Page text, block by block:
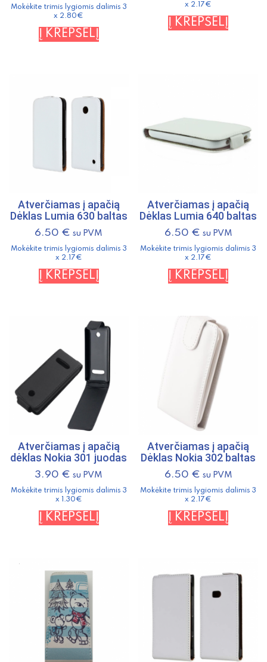
Mokėkite trimis lygiomis dalimis 3
x 2.80€
Į KREPŠELĮ
x 2.17€
Į KREPŠELĮ
Atverčiamas į apačią
Dėklas Lumia 630 baltas
6.50 € su PVM
Mokėkite trimis lygiomis dalimis 3
x 2.17€
Į KREPŠELĮ
Atverčiamas į apačią
Dėklas Lumia 640 baltas
6.50 € su PVM
Mokėkite trimis lygiomis dalimis 3
x 2.17€
Į KREPŠELĮ
Atverčiamas į apačią
dėklas Nokia 301 juodas
3.90 € su PVM
Mokėkite trimis lygiomis dalimis 3
x 1.30€
Į KREPŠELĮ
Atverčiamas į apačią
Dėklas Nokia 302 baltas
6.50 € su PVM
Mokėkite trimis lygiomis dalimis 3
x 2.17€
Į KREPŠELĮ